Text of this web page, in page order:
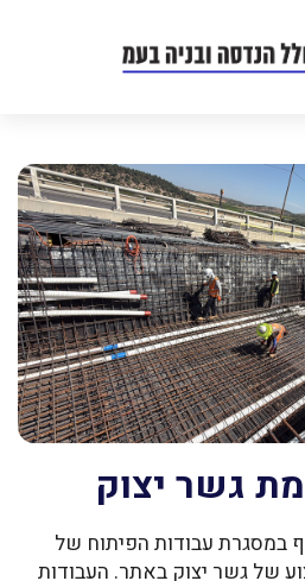
במסגרת עבודות הפיתוח של
של גשר יצוק באתר. העבודות